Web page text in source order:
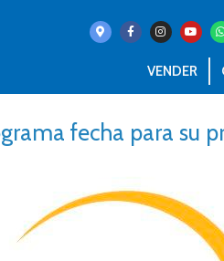
VENDER
fecha para su